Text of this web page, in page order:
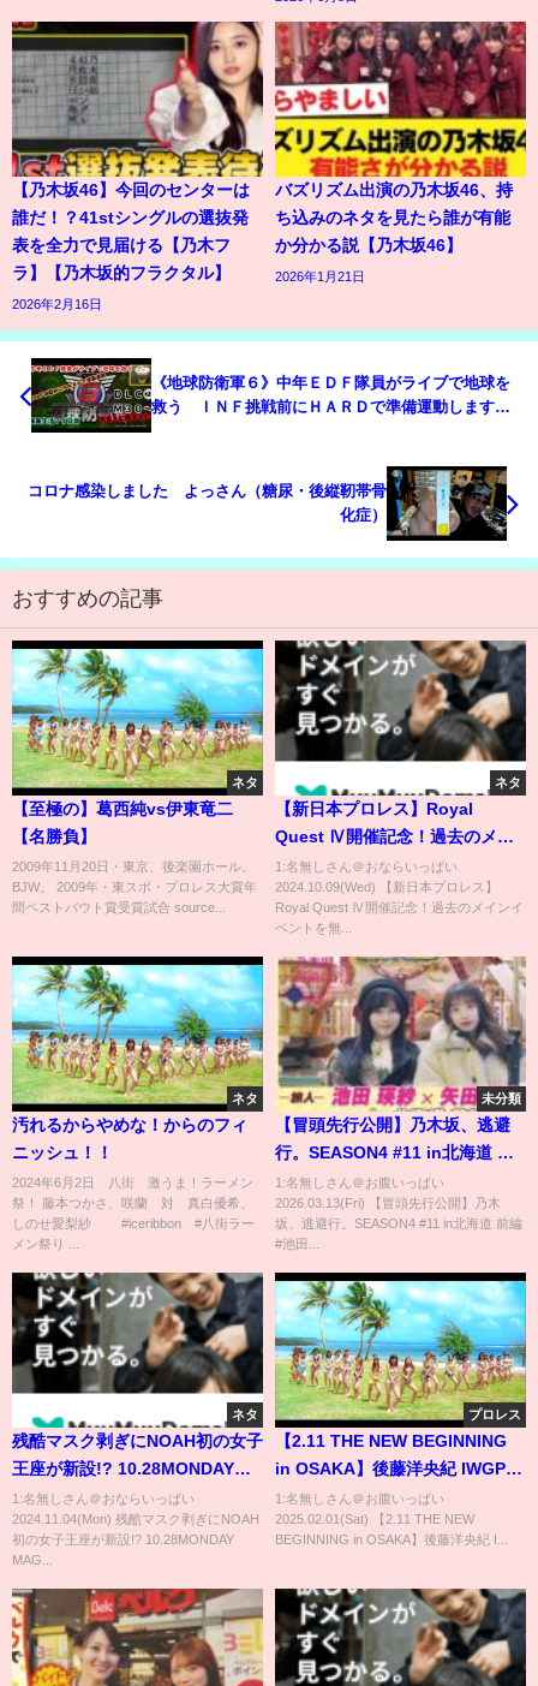
【乃木坂46】今回のセンターは
誰だ！？41stシングルの選抜発
表を全力で見届ける【乃木フ
ラ】【乃木坂的フラクタル】
2026年2月16日
バズリズム出演の乃木坂46、持
ち込みのネタを見たら誰が有能
か分かる説【乃木坂46】
2026年1月21日
《地球防衛軍６》中年ＥＤＦ隊員がライブで地球を
救う ＩＮＦ挑戦前にＨＡＲＤで準備運動します
コロナ感染しました よっさん（糖尿・後縦靭帯骨
化症）
おすすめの記事
ネタ
【至極の】葛西純vs伊東竜二
【名勝負】
2009年11月20日・東京、後楽園ホール。
BJW。 2009年・東スポ・プロレス大賞年
間ベストバウト賞受賞試合 source...
ネタ
【新日本プロレス】Royal
Quest Ⅳ開催記念！過去のメイ
ンイベントを無料配信！FTR vs
オージー・オープン【2022.10.1
IWGPタッグ選手権試合】
1:名無しさん＠おならいっぱい
2024.10.09(Wed) 【新日本プロレス】
Royal Quest Ⅳ開催記念！過去のメインイ
ベントを無...
ネタ
汚れるからやめな！からのフィ
ニッシュ！！
2024年6月2日 八街 激うま！ラーメン
祭！ 藤本つかさ、咲蘭 対 真白優希、
しのせ愛梨紗 #iceribbon #八街ラー
メン祭り ...
未分類
【冒頭先行公開】乃木坂、逃避
行。SEASON4 #11 in北海道 前
編 #池田瑛紗 ×#矢田萌華
1:名無しさん＠お腹いっぱい
2026.03.13(Fri) 【冒頭先行公開】乃木
坂、逃避行。SEASON4 #11 in北海道 前編
#池田...
ネタ
残酷マスク剥ぎにNOAH初の女子
王座が新設!? 10.28MONDAY
MAGIC ep2 ダイジェスト&試合
後コメント＜11.11 MONDAY
MAGIC ep3はレッスルユニバー
1:名無しさん＠おならいっぱい
2024.11.04(Mon) 残酷マスク剥ぎにNOAH
初の女子王座が新設!? 10.28MONDAY
MAG...
プロレス
【2.11 THE NEW BEGINNING
in OSAKA】後藤洋央紀 IWGP挑
戦の歴史
1:名無しさん＠お腹いっぱい
2025.02.01(Sat) 【2.11 THE NEW
BEGINNING in OSAKA】後藤洋央紀 I...